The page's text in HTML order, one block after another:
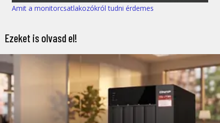
Amit a monitorcsatlakozókról tudni érdemes
Ezeket is olvasd el!